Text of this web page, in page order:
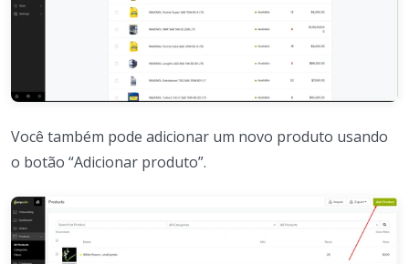
Você também pode adicionar um novo produto usando
o botão “Adicionar produto”.